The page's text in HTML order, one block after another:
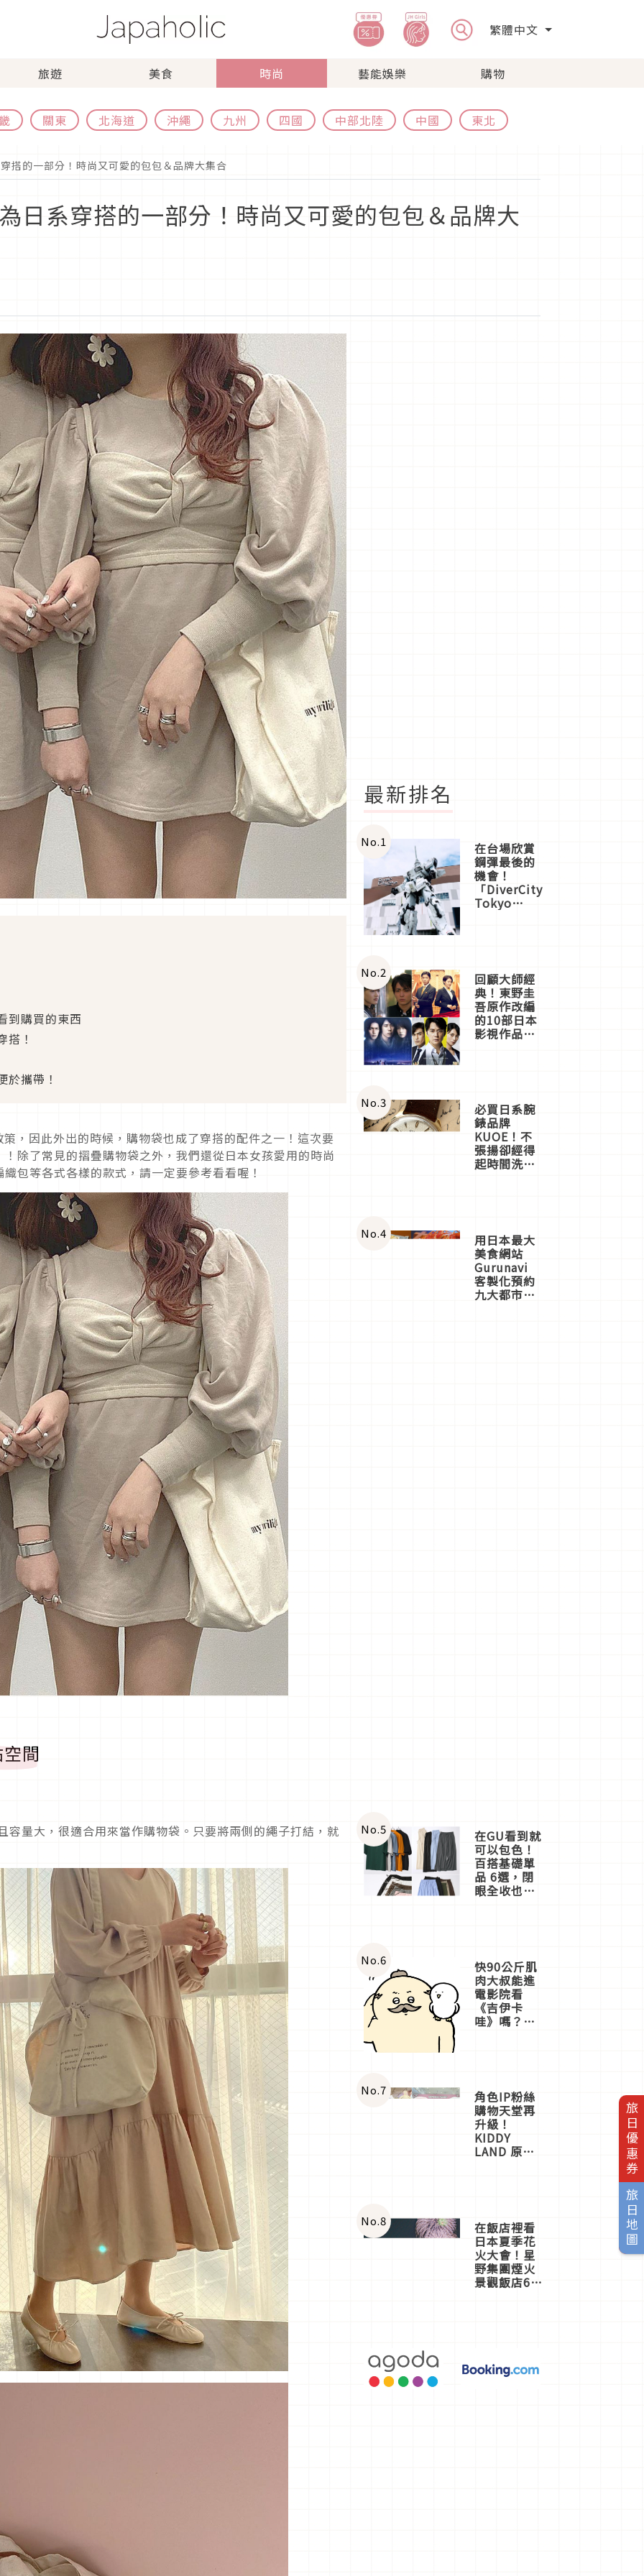
繁體中文
旅遊 美食 時尚 藝能娛樂 購物
關東 北海道 沖繩 九州 四國 中部北陸 中國 東北
旅日優惠券
旅日地圖
搭的一部分！時尚又可愛的包包＆品牌大集合
日系穿搭的一部分！時尚又可愛的包包＆品牌大
到購買的東西
搭！
於攜帶！
，因此外出的時候，購物袋也成了穿搭的配件之一！這次要
除了常見的摺疊購物袋之外，我們還從日本女孩愛用的時尚
包等各式各樣的款式，請一定要參考看看喔！
間
量大，很適合用來當作購物袋。只要將兩側的繩子打結，就
最新排名
No.1 在台場欣賞
鋼彈最後的
機會！
「DiverCity
Tokyo
體驗
No.2 回顧大師經
典！東野圭
吾原作改編
的10部日本
影視作品推
No.3 必買日系腕
錶品牌
KUOE！不
張揚卻經得
起時間洗鍊
No.4 用日本最大
美食網站
Gurunavi
客製化預約
九大都市餐
No.5 在GU看到就
可以包色！
百搭基礎單
品 6選，閉
眼全收也不
No.6 快90公斤肌
肉大叔能進
電影院看
《吉伊卡
哇》嗎？日
一同給出了
答案
No.7 角色IP粉絲
購物天堂再
升級！
KIDDY
LAND 原宿
店3分即達
No.8 在飯店裡看
日本夏季花
火大會！星
野集團煙火
景觀飯店6